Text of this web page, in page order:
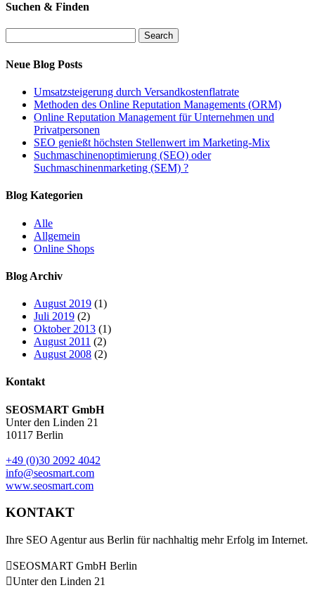
Suchen & Finden
Search
Neue Blog Posts
Umsatzsteigerung durch Versandkostenflatrate
Methoden des Online Reputation Managements (ORM)
Online Reputation Management für Unternehmen und
Privatpersonen
SEO genießt höchsten Stellenwert im Marketing-Mix
Suchmaschinenoptimierung (SEO) oder
Suchmaschinenmarketing (SEM) ?
Blog Kategorien
Alle
Allgemein
Online Shops
Blog Archiv
August 2019 (1)
Juli 2019 (2)
Oktober 2013 (1)
August 2011 (2)
August 2008 (2)
Kontakt
SEOSMART GmbH
Unter den Linden 21
10117 Berlin
+49 (0)30 2092 4042
info@seosmart.com
www.seosmart.com
KONTAKT
Ihre SEO Agentur aus Berlin für nachhaltig mehr Erfolg im Internet.
SEOSMART GmbH Berlin
Unter den Linden 21